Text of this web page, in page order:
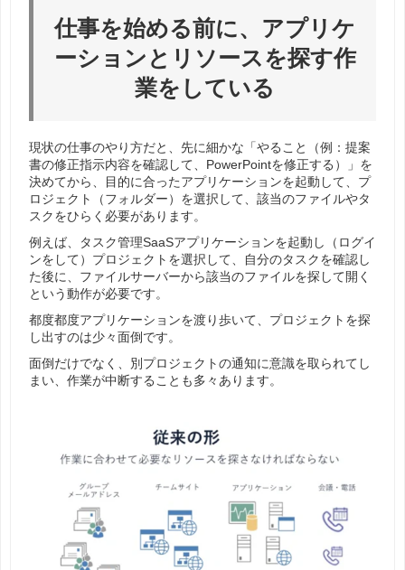
仕事を始める前に、アプリケ
ーションとリソースを探す作
業をしている
現状の仕事のやり方だと、先に細かな「やること（例：提案
書の修正指示内容を確認して、PowerPointを修正する）」を
決めてから、目的に合ったアプリケーションを起動して、プ
ロジェクト（フォルダー）を選択して、該当のファイルやタ
スクをひらく必要があります。
例えば、タスク管理SaaSアプリケーションを起動し（ログイ
ンをして）プロジェクトを選択して、自分のタスクを確認し
た後に、ファイルサーバーから該当のファイルを探して開く
という動作が必要です。
都度都度アプリケーションを渡り歩いて、プロジェクトを探
し出すのは少々面倒です。
面倒だけでなく、別プロジェクトの通知に意識を取られてし
まい、作業が中断することも多々あります。